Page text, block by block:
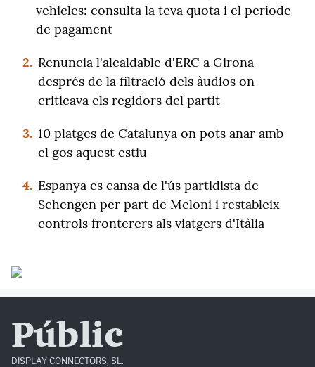
vehicles: consulta la teva quota i el període
de pagament
2. Renuncia l'alcaldable d'ERC a Girona
després de la filtració dels àudios on
criticava els regidors del partit
3. 10 platges de Catalunya on pots anar amb
el gos aquest estiu
4. Espanya es cansa de l'ús partidista de
Schengen per part de Meloni i restableix
controls fronterers als viatgers d'Itàlia
Públic
DISPLAY CONNECTORS, SL.